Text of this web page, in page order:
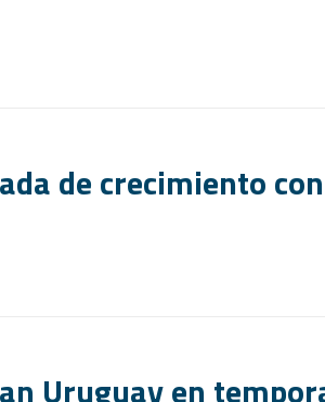
de crecimiento con
Uruguay en